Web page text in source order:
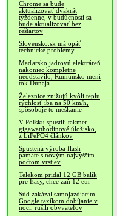
Chrome sa bude
aktualizovať dvakrát
týždenne, v budúcnosti sa
bude aktualizovať bez
reštartov
Slovensko.sk má opäť
technické problémy
Maďarsko jadrovú elektráreň
nakoniec kompletne
neodstavilo, Rumunsko mení
tok Dunaja
Železnice znižujú kvôli teplu
rýchlosť iba na 50 km/h,
spôsobuje to meškanie
V Poľsku spustili takmer
gigawatthodinové úložisko,
z LiFePO4 článkov
Spustená výroba flash
pamäte s novým najvyšším
počtom vrstiev
Telekom pridal 12 GB balík
pre Easy, chce zaň 12 eur
Súd zakázal samojazdiacim
Google taxíkom dobíjanie v
noci, rušili obyvateľov